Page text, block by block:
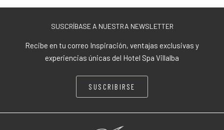
SUSCRÍBASE A NUESTRA NEWSLETTER
Recibe en tu correo Inspiración, ventajas exclusivas y
experiencias únicas del Hotel Spa Villalba
SUSCRIBIRSE